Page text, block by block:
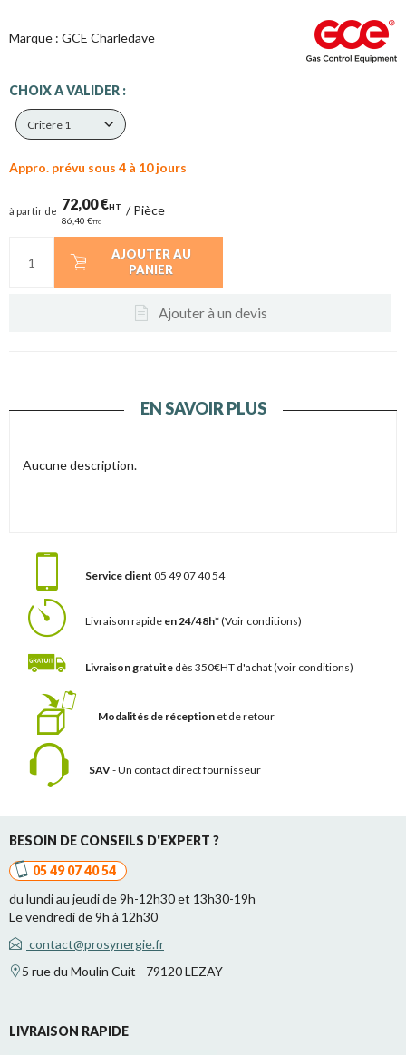
Marque : GCE Charledave
CHOIX A VALIDER :
Critère 1
Appro. prévu sous 4 à 10 jours
à partir de 72,00 €HT
86,40 €TTC
/Pièce
AJOUTER AU
PANIER
Ajouter à un devis
EN SAVOIR PLUS
Aucune description.
Service client 05 49 07 40 54
Livraison rapide en 24/48h*(Voir conditions)
Livraison gratuite dès 350€HT d'achat(voir conditions)
Modalités de réception et de retour
SAV- Un contact direct fournisseur
BESOIN DE CONSEILS D'EXPERT ?
05 49 07 40 54
du lundi au jeudi de 9h-12h30 et 13h30-19h
Le vendredi de 9h à 12h30
contact@prosynergie.fr
5 rue du Moulin Cuit - 79120 LEZAY
LIVRAISON RAPIDE